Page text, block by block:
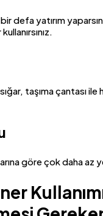
defa yatırım
taşıma çantası ile
göre çok daha az